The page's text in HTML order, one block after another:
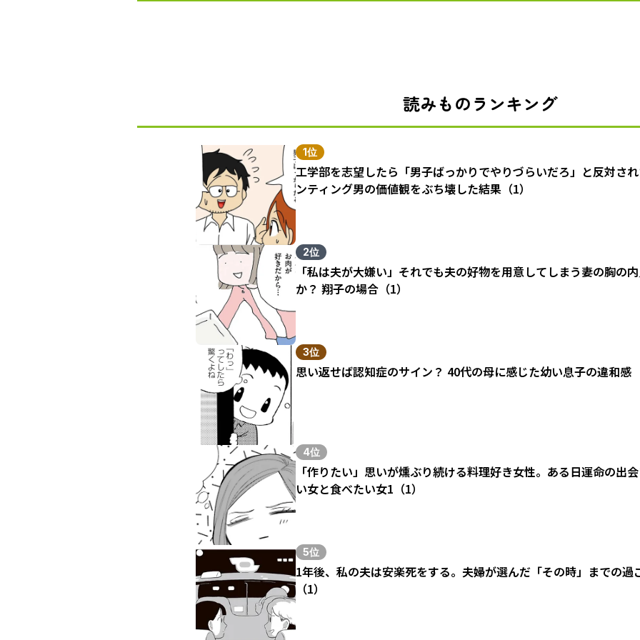
読みものランキング
1位
工学部を志望したら「男子ばっかりでやりづらいだろ」と反対さ
ンティング男の価値観をぶち壊した結果（1）
2位
「私は夫が大嫌い」それでも夫の好物を用意してしまう妻の胸の
か？ 翔子の場合（1）
3位
思い返せば認知症のサイン？ 40代の母に感じた幼い息子の違和感
4位
「作りたい」思いが燻ぶり続ける料理好き女性。ある日運命の出
い女と食べたい女1（1）
5位
1年後、私の夫は安楽死をする。夫婦が選んだ「その時」までの過
（1）